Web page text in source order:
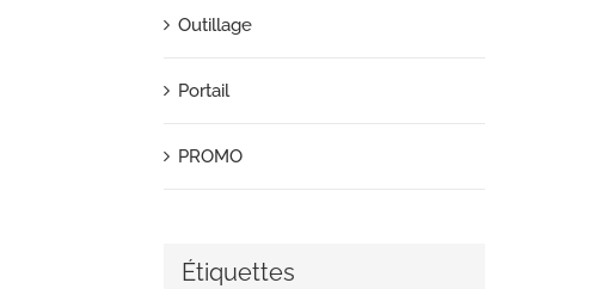
Outillage
Portail
PROMO
Étiquettes